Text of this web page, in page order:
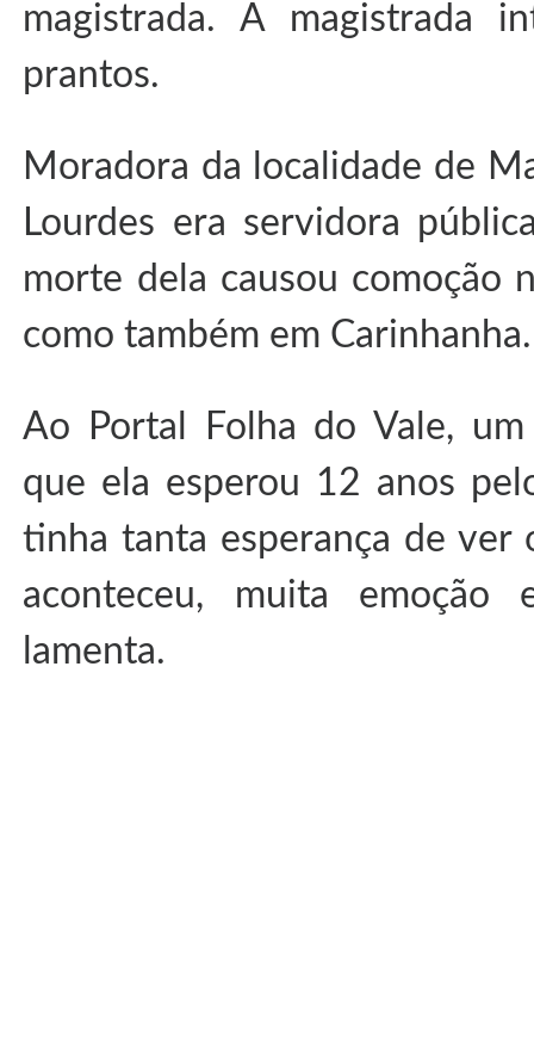
magistrada. A magistrada
prantos.
Moradora da localidade de
Lourdes era servidora
morte dela causou comoção
como também em Carinhanha.
Ao Portal Folha do Vale,
que ela esperou 12 anos
tinha tanta esperança de ver
aconteceu, muita emoção
lamenta.